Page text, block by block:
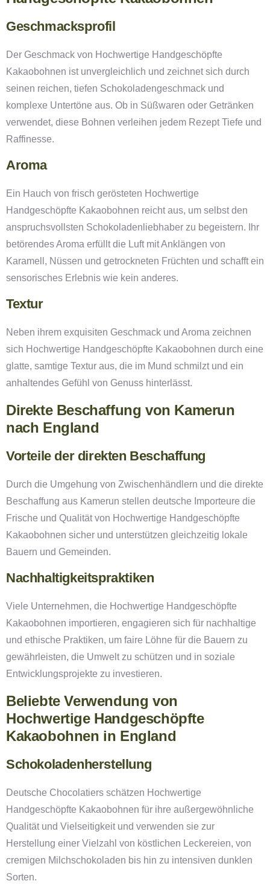
Geschmacksprofil
Der Geschmack von Hochwertige Handgeschöpfte
Kakaobohnen ist unvergleichlich und zeichnet sich durch
seinen reichen, tiefen Schokoladengeschmack und
komplexe Untertöne aus. Ob in Süßwaren oder Getränken
verwendet, diese Bohnen verleihen jedem Rezept Tiefe und
Raffinesse.
Aroma
Ein Hauch von frisch gerösteten Hochwertige
Handgeschöpfte Kakaobohnen reicht aus, um selbst den
anspruchsvollsten Schokoladenliebhaber zu begeistern. Ihr
betörendes Aroma erfüllt die Luft mit Anklängen von
Karamell, Nüssen und getrockneten Früchten und schafft ein
sensorisches Erlebnis wie kein anderes.
Textur
Neben ihrem exquisiten Geschmack und Aroma zeichnen
sich Hochwertige Handgeschöpfte Kakaobohnen durch eine
glatte, samtige Textur aus, die im Mund schmilzt und ein
anhaltendes Gefühl von Genuss hinterlässt.
Direkte Beschaffung von Kamerun
nach England
Vorteile der direkten Beschaffung
Durch die Umgehung von Zwischenhändlern und die direkte
Beschaffung aus Kamerun stellen deutsche Importeure die
Frische und Qualität von Hochwertige Handgeschöpfte
Kakaobohnen sicher und unterstützen gleichzeitig lokale
Bauern und Gemeinden.
Nachhaltigkeitspraktiken
Viele Unternehmen, die Hochwertige Handgeschöpfte
Kakaobohnen importieren, engagieren sich für nachhaltige
und ethische Praktiken, um faire Löhne für die Bauern zu
gewährleisten, die Umwelt zu schützen und in soziale
Entwicklungsprojekte zu investieren.
Beliebte Verwendung von
Hochwertige Handgeschöpfte
Kakaobohnen in England
Schokoladenherstellung
Deutsche Chocolatiers schätzen Hochwertige
Handgeschöpfte Kakaobohnen für ihre außergewöhnliche
Qualität und Vielseitigkeit und verwenden sie zur
Herstellung einer Vielzahl von köstlichen Leckereien, von
cremigen Milchschokoladen bis hin zu intensiven dunklen
Sorten.